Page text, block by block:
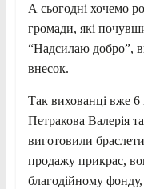
А сьогодні хочемо
громади, які
“Надсилаю добро”,
внесок.
Так вихованці вже
Петракова Валерія
виготовили
продажу прикрас,
благодійному